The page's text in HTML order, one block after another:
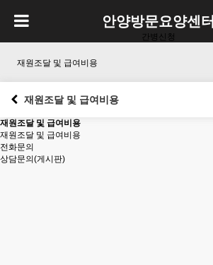
안양방문요양센터
간병신청
재원조달 및 급여비용
재원조달 및 급여비용
재원조달 및 급여비용
전화문의
상담문의(게시판)